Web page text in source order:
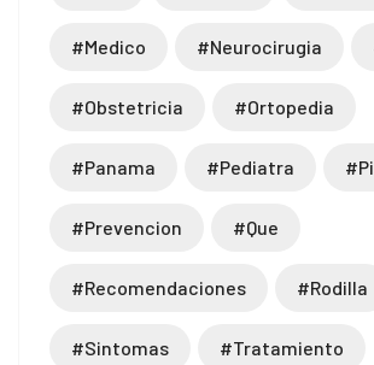
#medico #neurocirugia
#obstetricia #ortopedia
#panama #pediatra
#prevencion #que
#recomendaciones #rodilla
#sintomas #tratamiento